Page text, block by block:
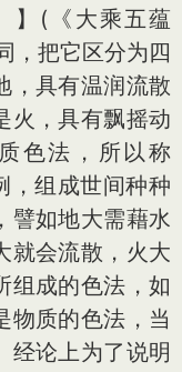
】(《大乘五蕴
，把它区分为四
，具有温润流散
火，具有飘摇动
色法，所以称
，组成世间种种
譬如地大需藉水
就会流散，火大
组成的色法，如
物质的色法，当
经论上为了说明